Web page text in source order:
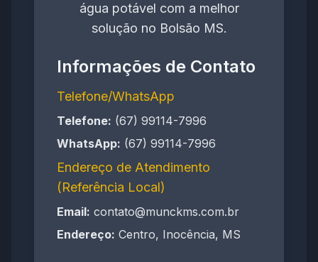
água potável com a melhor
solução no Bolsão MS.
Informações de Contato
Telefone/WhatsApp
Telefone: (67) 99114-7996
WhatsApp: (67) 99114-7996
Endereço de Atendimento
(Referência Local)
Email: contato@munckms.com.br
Endereço: Centro, Inocência, MS